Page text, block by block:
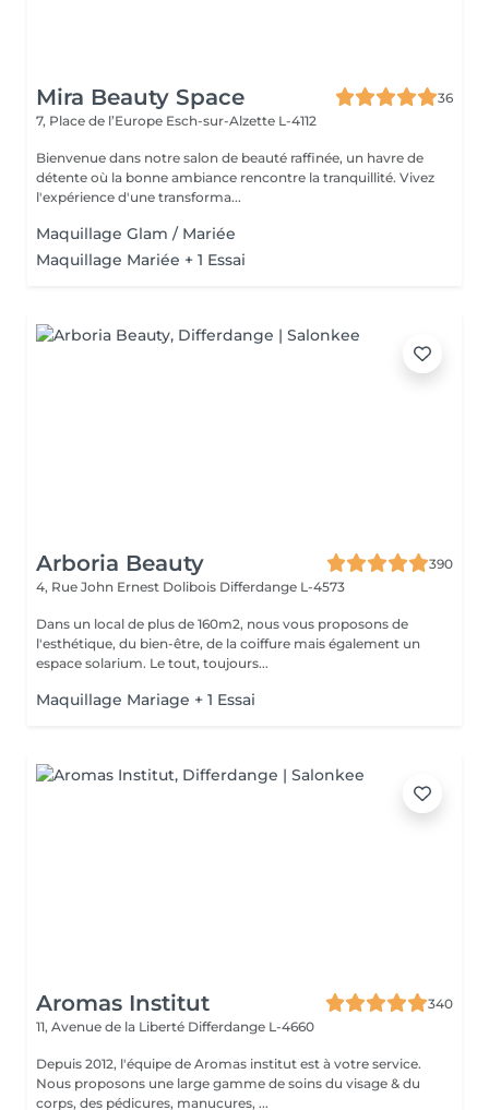
Mira Beauty Space
36
7, Place de l’Europe Esch-sur-Alzette L-4112
Bienvenue dans notre salon de beauté raffinée, un havre de
détente où la bonne ambiance rencontre la tranquillité. Vivez
l'expérience d'une transforma...
Maquillage Glam / Mariée
Maquillage Mariée + 1 Essai
Arboria Beauty
390
4, Rue John Ernest Dolibois Differdange L-4573
Dans un local de plus de 160m2, nous vous proposons de
l'esthétique, du bien-être, de la coiffure mais également un
espace solarium. Le tout, toujours...
Maquillage Mariage + 1 Essai
Aromas Institut
340
11, Avenue de la Liberté Differdange L-4660
Depuis 2012, l'équipe de Aromas institut est à votre service.
Nous proposons une large gamme de soins du visage & du
corps, des pédicures, manucures, ...